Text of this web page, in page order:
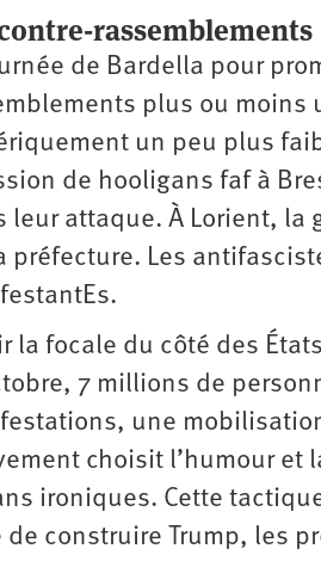
rassemblements
de Bardella pour
plus ou moins
un peu plus
de hooligans faf à
leur attaque. À Lorient,
préfecture. Les
la focale du côté des
7 millions de
une
choisit l’humour et
ironiques. Cette
de construire Trump, les